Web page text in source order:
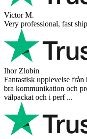
Victor M.
Very professional, fast
Ihor Zlobin
Fantastisk upplevelse
bra kommunikation och
välpackat och i perf ...